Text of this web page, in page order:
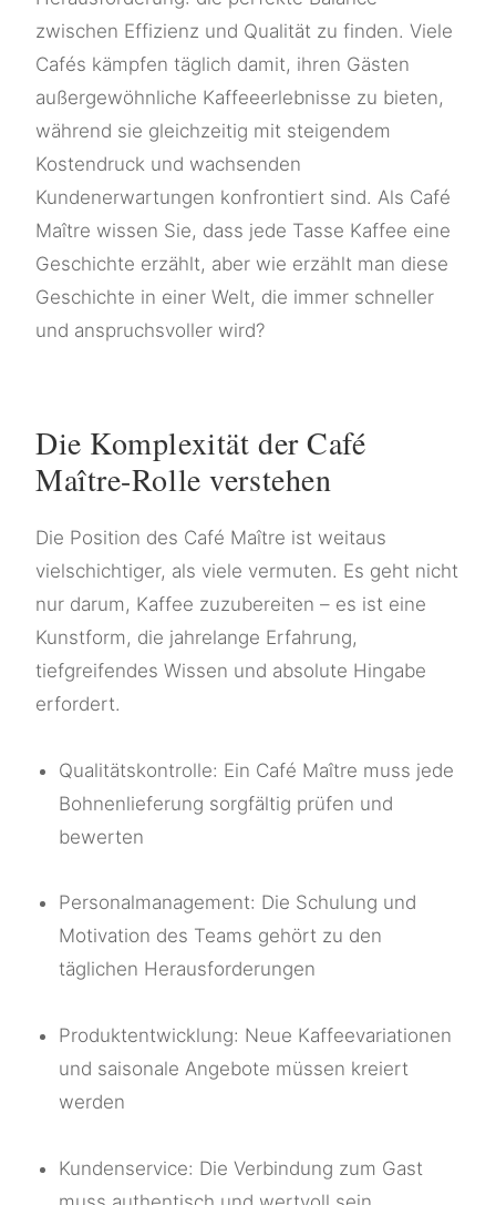
zwischen Effizienz und Qualität zu finden. Viele
Cafés kämpfen täglich damit, ihren Gästen
außergewöhnliche Kaffeeerlebnisse zu bieten,
während sie gleichzeitig mit steigendem
Kostendruck und wachsenden
Kundenerwartungen konfrontiert sind. Als Café
Maître wissen Sie, dass jede Tasse Kaffee eine
Geschichte erzählt, aber wie erzählt man diese
Geschichte in einer Welt, die immer schneller
und anspruchsvoller wird?
Die Komplexität der Café
Maître-Rolle verstehen
Die Position des Café Maître ist weitaus
vielschichtiger, als viele vermuten. Es geht nicht
nur darum, Kaffee zuzubereiten – es ist eine
Kunstform, die jahrelange Erfahrung,
tiefgreifendes Wissen und absolute Hingabe
erfordert.
Qualitätskontrolle: Ein Café Maître muss jede
Bohnenlieferung sorgfältig prüfen und
bewerten
Personalmanagement: Die Schulung und
Motivation des Teams gehört zu den
täglichen Herausforderungen
Produktentwicklung: Neue Kaffeevariationen
und saisonale Angebote müssen kreiert
werden
Kundenservice: Die Verbindung zum Gast